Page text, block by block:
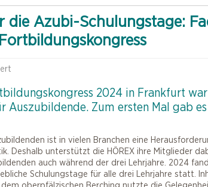
die Azubi-Schulungstage:
2024 in Frankfurt
Auszubildende. Zum ersten Mal gab
ist in vielen Branchen eine
Deshalb unterstützt die HÖREX ihre Mitglieder
auch während der drei Lehrjahre. 2024
Schulungstage für alle drei Lehrjahre statt.